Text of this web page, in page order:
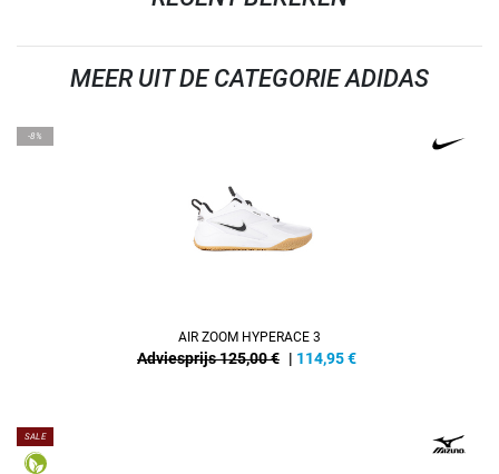
MEER UIT DE CATEGORIE ADIDAS
-8%
AIR ZOOM HYPERACE 3
Adviesprijs 125,00 € | 114,95€
SALE